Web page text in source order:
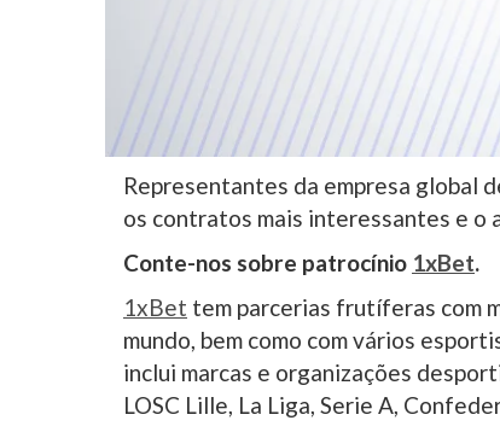
Representantes da empresa global
os contratos mais interessantes e o
Conte-nos sobre patrocínio 1xBet.
1xBet tem parcerias frutíferas com
mundo, bem como com vários
inclui marcas e organizações
LOSC Lille, La Liga, Serie A,